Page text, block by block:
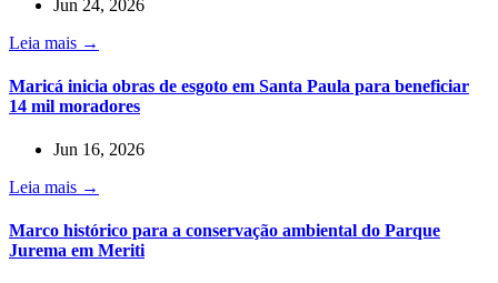
Jun 24, 2026
Leia mais →
Maricá inicia obras de esgoto em Santa Paula para beneficiar
14 mil moradores
Jun 16, 2026
Leia mais →
Marco histórico para a conservação ambiental do Parque
Jurema em Meriti